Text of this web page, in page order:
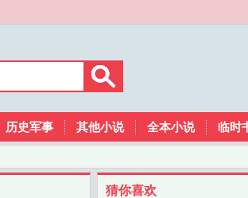
历史军事 其他小说 全本小说 临时
猜你喜欢